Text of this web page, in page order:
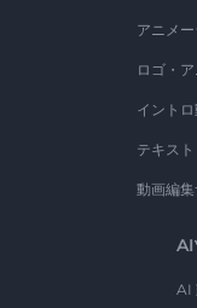
アニメ
ロゴ・
イント
テキス
動画編集
AI
AI